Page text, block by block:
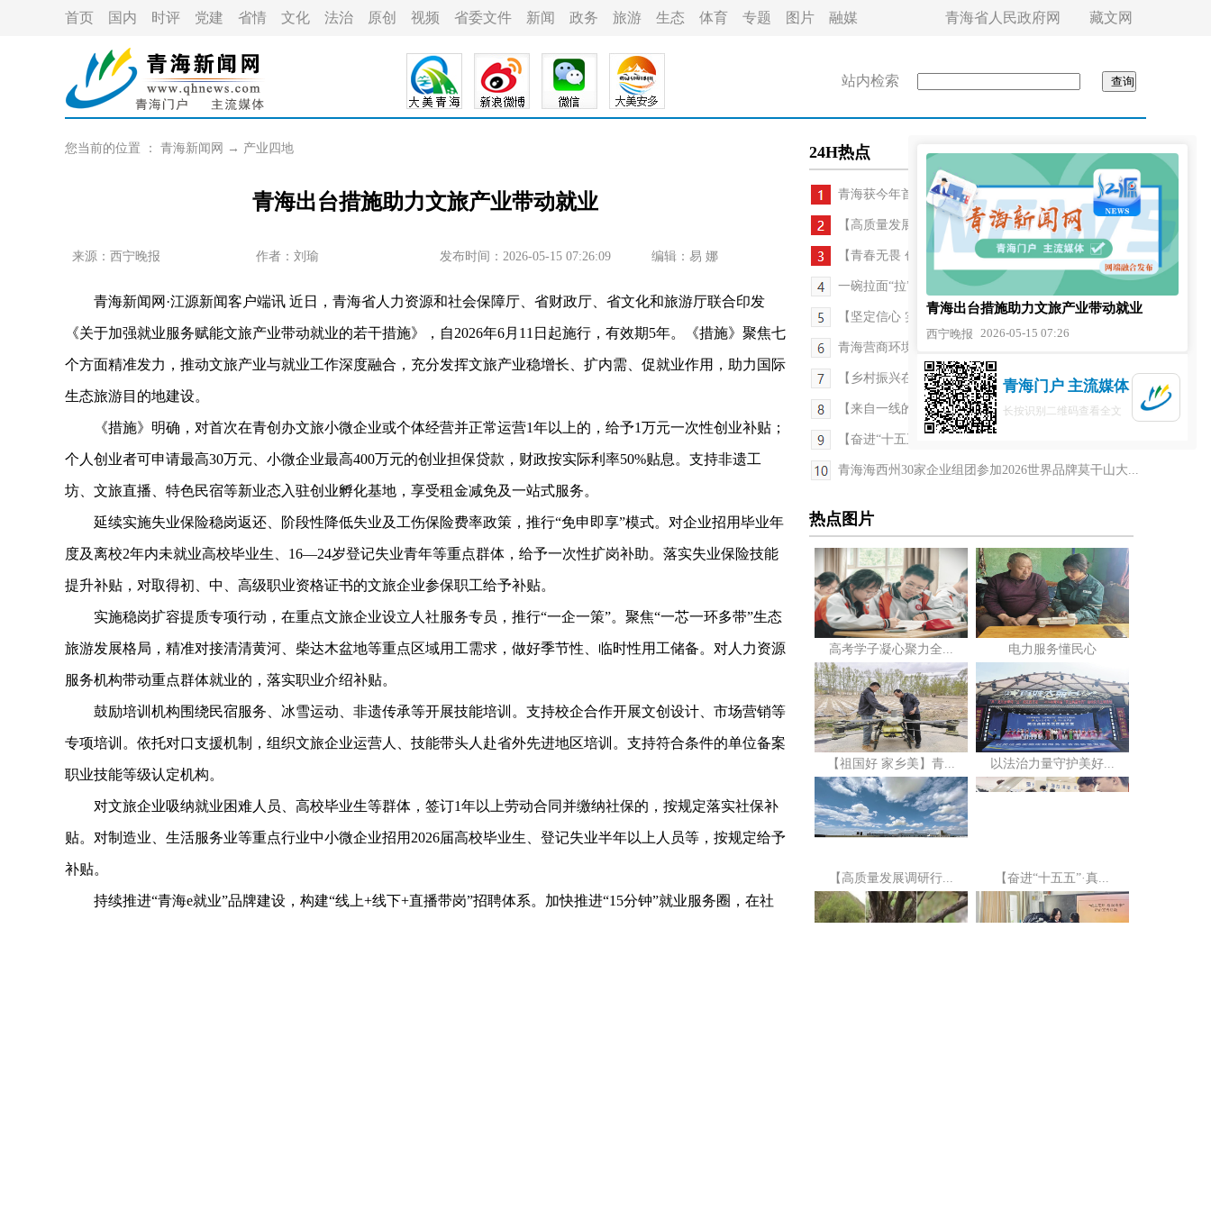
首页 国内 时评 党建 省情 文化 法治 原创 视频 省委文件 新闻 政务 旅游 生态 体育 专题 图片 融媒 青海省人民政府网 藏文网
站内检索
您当前的位置 ： 青海新闻网 → 产业四地
青海出台措施助力文旅产业带动就业
来源：西宁晚报 作者： 刘瑜 发布时间：2026-05-15 07:26:09 编辑：易 娜
青海新闻网·江源新闻客户端讯 近日，青海省人力资源和社会保障厅、省财政厅、省文化和旅游厅联合印发
《关于加强就业服务赋能文旅产业带动就业的若干措施》，自2026年6月11日起施行，有效期5年。《措施》聚焦七
个方面精准发力，推动文旅产业与就业工作深度融合，充分发挥文旅产业稳增长、扩内需、促就业作用，助力国际
生态旅游目的地建设。
《措施》明确，对首次在青创办文旅小微企业或个体经营并正常运营1年以上的，给予1万元一次性创业补贴；
个人创业者可申请最高30万元、小微企业最高400万元的创业担保贷款，财政按实际利率50%贴息。支持非遗工
坊、文旅直播、特色民宿等新业态入驻创业孵化基地，享受租金减免及一站式服务。
延续实施失业保险稳岗返还、阶段性降低失业及工伤保险费率政策，推行“免申即享”模式。对企业招用毕业年
度及离校2年内未就业高校毕业生、16—24岁登记失业青年等重点群体，给予一次性扩岗补助。落实失业保险技能
提升补贴，对取得初、中、高级职业资格证书的文旅企业参保职工给予补贴。
实施稳岗扩容提质专项行动，在重点文旅企业设立人社服务专员，推行“一企一策”。聚焦“一芯一环多带”生态
旅游发展格局，精准对接清清黄河、柴达木盆地等重点区域用工需求，做好季节性、临时性用工储备。对人力资源
服务机构带动重点群体就业的，落实职业介绍补贴。
鼓励培训机构围绕民宿服务、冰雪运动、非遗传承等开展技能培训。支持校企合作开展文创设计、市场营销等
专项培训。依托对口支援机制，组织文旅企业运营人、技能带头人赴省外先进地区培训。支持符合条件的单位备案
职业技能等级认定机构。
对文旅企业吸纳就业困难人员、高校毕业生等群体，签订1年以上劳动合同并缴纳社保的，按规定落实社保补
贴。对制造业、生活服务业等重点行业中小微企业招用2026届高校毕业生、登记失业半年以上人员等，按规定给予
补贴。
持续推进“青海e就业”品牌建设，构建“线上+线下+直播带岗”招聘体系。加快推进“15分钟”就业服务圈，在社
24H热点
青海获今年首批以工代赈中央预算内资金32778万元
【高质量发展调研行——世界盐湖·青海答卷】守底线...
【青春无畏 创业有路】守护柴达木黄牛
一碗拉面“拉”动三业——探访尖扎青海拉面“三店...
【坚定信心 实干争先】小小荷兰豆 撬动大产业
青海营商环境改革经验入选国家典型案例
【乡村振兴在青海】高原羊毛“变身记”
【来自一线的经济观察】借助下南关街辐射发展 拓展...
【奋进“十五五”·真抓实干谱新篇】雪峰上的“指路...
青海海西州30家企业组团参加2026世界品牌莫干山大...
热点图片
高考学子凝心聚力全... 电力服务懂民心
【祖国好 家乡美】青... 以法治力量守护美好...
【高质量发展调研行... 【奋进“十五五”·真...
青海出台措施助力文旅产业带动就业
西宁晚报 2026-05-15 07:26
青海门户 主流媒体
长按识别二维码查看全文